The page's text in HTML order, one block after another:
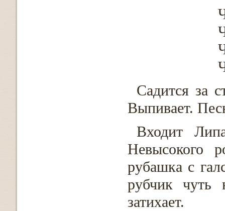
Садится за
Выпивает.
Входит
Невысокого
рубашка с
рубчик чуть
затихает.